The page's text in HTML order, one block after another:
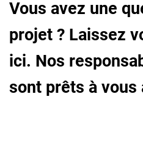
Vous avez une
projet ? Laissez
ici. Nos
sont prêts à vous